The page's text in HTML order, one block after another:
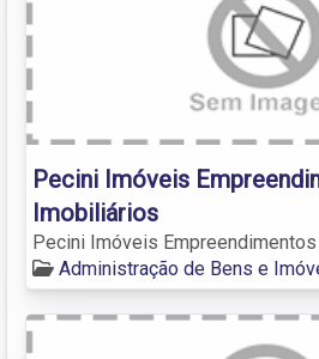
Pecini Imóveis
Imobiliários
Pecini Imóveis
Administração de Bens e